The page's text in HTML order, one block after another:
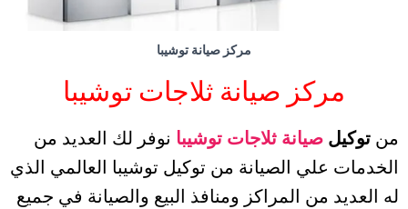
مركز صيانة توشيبا
مركز صيانة ثلاجات توشيبا
من توكيل صيانة ثلاجات توشيبا نوفر لك العديد من
الخدمات علي الصيانة من توكيل توشيبا العالمي الذي
له العديد من المراكز ومنافذ البيع والصيانة في جميع